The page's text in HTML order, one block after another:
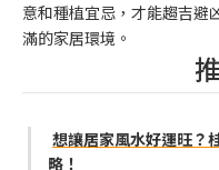
意和種植宜忌，才能趨吉避
滿的家居環境。
想讓居家風水好運旺？
略！